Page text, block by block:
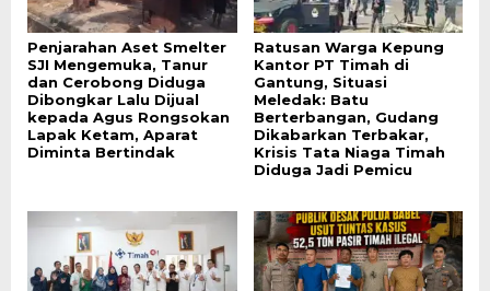
Penjarahan Aset Smelter
SJI Mengemuka, Tanur
dan Cerobong Diduga
Dibongkar Lalu Dijual
kepada Agus Rongsokan
Lapak Ketam, Aparat
Diminta Bertindak
Ratusan Warga Kepung
Kantor PT Timah di
Gantung, Situasi
Meledak: Batu
Berterbangan, Gudang
Dikabarkan Terbakar,
Krisis Tata Niaga Timah
Diduga Jadi Pemicu